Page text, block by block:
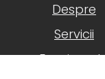
Despre
Servicii